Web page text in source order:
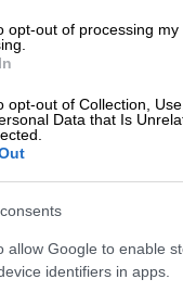
opt-out of processing
opt-out of Collection,
Data that Is
allow Google to enable
identifiers in apps.
βρώμη και
προδιάθεση
Η έρευνα
παιδιά